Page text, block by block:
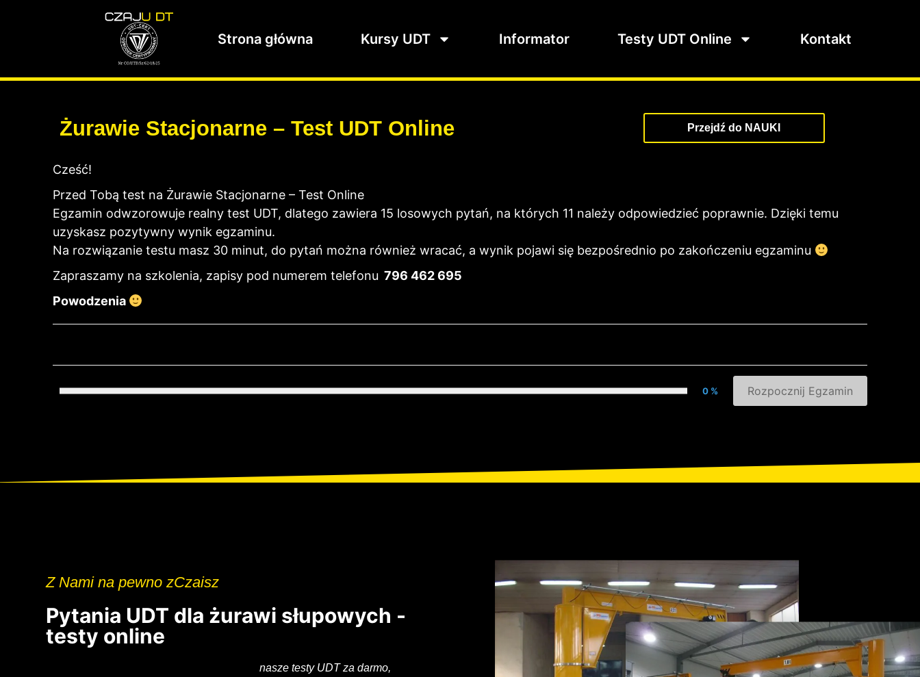
Strona główna Kursy UDT Informator Testy UDT Online Kontakt
Żurawie Stacjonarne – Test UDT Online Przejdź do NAUKI
Cześć!
Przed Tobą test na Żurawie Stacjonarne – Test Online
Egzamin odwzorowuje realny test UDT, dlatego zawiera 15 losowych pytań, na których 11 należy odpowiedzieć poprawnie. Dzięki temu
uzyskasz pozytywny wynik egzaminu.
Na rozwiązanie testu masz 30 minut, do pytań można również wracać, a wynik pojawi się bezpośrednio po zakończeniu egzaminu
Zapraszamy na szkolenia, zapisy pod numerem telefonu 796 462 695
Powodzenia
0 % Rozpocznij Egzamin
Z Nami na pewno zCzaisz
Pytania UDT dla żurawi słupowych -
testy online
nasze testy UDT za darmo,